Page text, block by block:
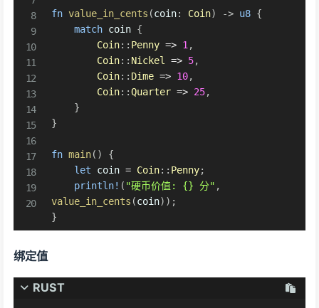
fn value_in_cents (coin: Coin) -> u8 {
match coin {
Coin:: Penny => 1 ,
Coin:: Nickel => 5,
Coin:: Dime => 10,
Coin::Quarter => 25,
}
}
fn main( )
{
let coin = Coin:: Penny;
println! ( "硬币价值: {} 分" ,
value_in_cents (coin) ) ;
}
绑定值
RUST